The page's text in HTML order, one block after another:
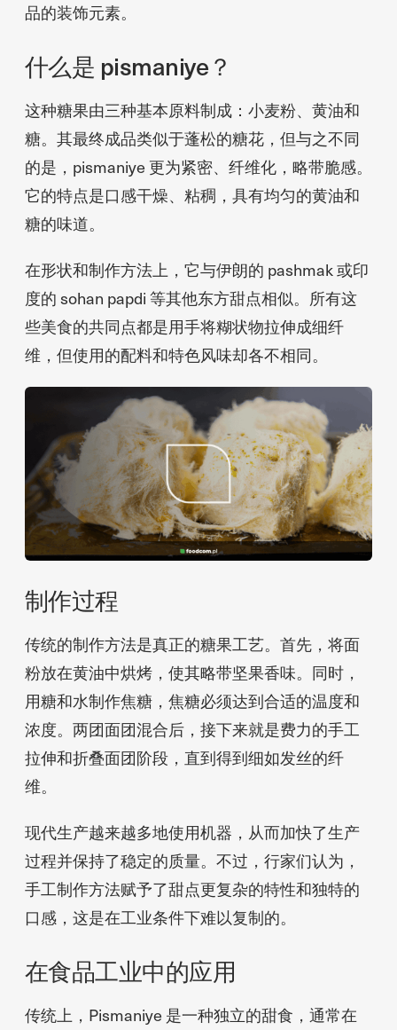
品的装饰元素。
什么是 pismaniye？
这种糖果由三种基本原料制成：小麦粉、黄油和
糖。其最终成品类似于蓬松的糖花，但与之不同
的是，pismaniye 更为紧密、纤维化，略带脆感。
它的特点是口感干燥、粘稠，具有均匀的黄油和
糖的味道。
在形状和制作方法上，它与伊朗的 pashmak 或印
度的 sohan papdi 等其他东方甜点相似。所有这
些美食的共同点都是用手将糊状物拉伸成细纤
维，但使用的配料和特色风味却各不相同。
制作过程
传统的制作方法是真正的糖果工艺。首先，将面
粉放在黄油中烘烤，使其略带坚果香味。同时，
用糖和水制作焦糖，焦糖必须达到合适的温度和
浓度。两团面团混合后，接下来就是费力的手工
拉伸和折叠面团阶段，直到得到细如发丝的纤
维。
现代生产越来越多地使用机器，从而加快了生产
过程并保持了稳定的质量。不过，行家们认为，
手工制作方法赋予了甜点更复杂的特性和独特的
口感，这是在工业条件下难以复制的。
在食品工业中的应用
传统上，Pismaniye 是一种独立的甜食，通常在